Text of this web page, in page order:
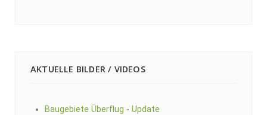
AKTUELLE BILDER / VIDEOS
Baugebiete Überflug - Update